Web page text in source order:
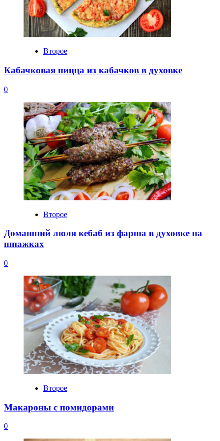
Второе
Кабачковая пицца из кабачков в духовке
0
Второе
Домашний люля кебаб из фарша в духовке на
шпажках
0
Второе
Макароны с помидорами
0